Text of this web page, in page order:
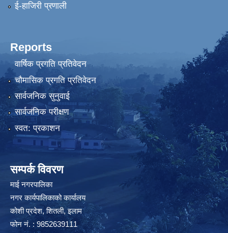
ई-हाजिरी प्रणाली
Reports
वार्षिक प्रगति प्रतिवेदन
चौमासिक प्रगति प्रतिवेदन
सार्वजनिक सुनुवाई
सार्वजनिक परीक्षण
स्वत: प्रकाशन
सम्पर्क विवरण
माई नगरपालिका
नगर कार्यपालिकाको कार्यालय
कोशी प्रदेश, शितली, इलाम
फोन नं. : 9852639111